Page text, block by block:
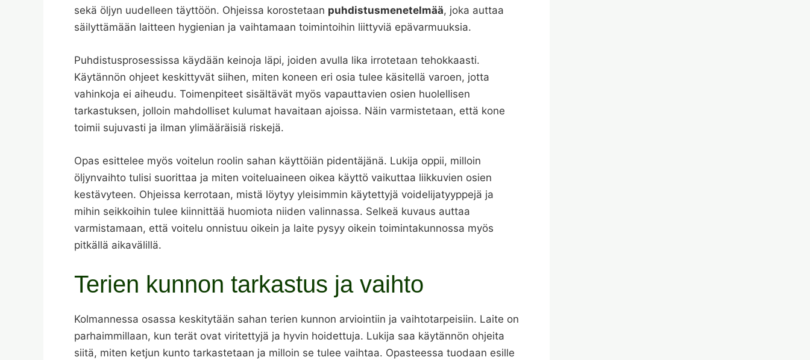
sekä öljyn uudelleen täyttöön. Ohjeissa korostetaan puhdistusmenetelmää, joka auttaa
säilyttämään laitteen hygienian ja vaihtamaan toimintoihin liittyviä epävarmuuksia.
Puhdistusprosessissa käydään keinoja läpi, joiden avulla lika irrotetaan tehokkaasti.
Käytännön ohjeet keskittyvät siihen, miten koneen eri osia tulee käsitellä varoen, jotta
vahinkoja ei aiheudu. Toimenpiteet sisältävät myös vapauttavien osien huolellisen
tarkastuksen, jolloin mahdolliset kulumat havaitaan ajoissa. Näin varmistetaan, että kone
toimii sujuvasti ja ilman ylimääräisiä riskejä.
Opas esittelee myös voitelun roolin sahan käyttöiän pidentäjänä. Lukija oppii, milloin
öljynvaihto tulisi suorittaa ja miten voiteluaineen oikea käyttö vaikuttaa liikkuvien osien
kestävyteen. Ohjeissa kerrotaan, mistä löytyy yleisimmin käytettyjä voidelijatyyppejä ja
mihin seikkoihin tulee kiinnittää huomiota niiden valinnassa. Selkeä kuvaus auttaa
varmistamaan, että voitelu onnistuu oikein ja laite pysyy oikein toimintakunnossa myös
pitkällä aikavälillä.
Terien kunnon tarkastus ja vaihto
Kolmannessa osassa keskitytään sahan terien kunnon arviointiin ja vaihtotarpeisiin. Laite on
parhaimmillaan, kun terät ovat viritettyjä ja hyvin hoidettuja. Lukija saa käytännön ohjeita
siitä, miten ketjun kunto tarkastetaan ja milloin se tulee vaihtaa. Opasteessa tuodaan esille